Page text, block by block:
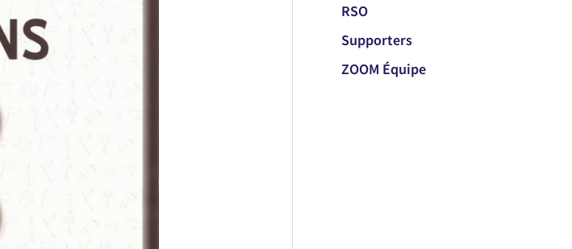
RSO
Supporters
ZOOM Équipe